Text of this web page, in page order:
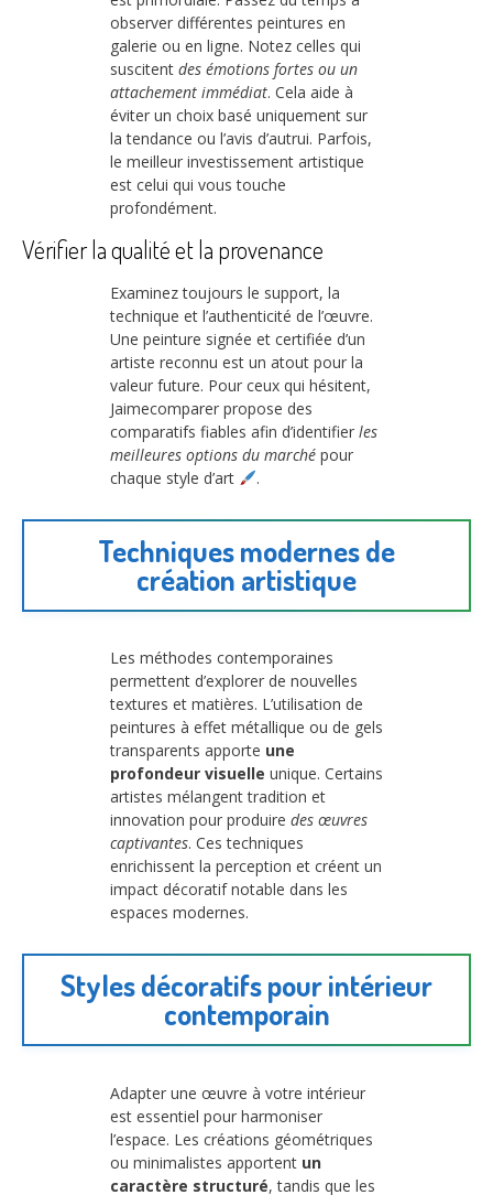
observer différentes peintures en
galerie ou en ligne. Notez celles qui
suscitent des émotions fortes ou un
attachement immédiat. Cela aide à
éviter un choix basé uniquement sur
la tendance ou l’avis d’autrui. Parfois,
le meilleur investissement artistique
est celui qui vous touche
profondément.
Vérifier la qualité et la provenance
Examinez toujours le support, la
technique et l’authenticité de l’œuvre.
Une peinture signée et certifiée d’un
artiste reconnu est un atout pour la
valeur future. Pour ceux qui hésitent,
Jaimecomparer propose des
comparatifs fiables afin d’identifier les
meilleures options du marché pour
chaque style d’art
.
Techniques modernes de
création artistique
Les méthodes contemporaines
permettent d’explorer de nouvelles
textures et matières. L’utilisation de
peintures à effet métallique ou de gels
transparents apporte une
profondeur visuelle unique. Certains
artistes mélangent tradition et
innovation pour produire des œuvres
captivantes. Ces techniques
enrichissent la perception et créent un
impact décoratif notable dans les
espaces modernes.
Styles décoratifs pour intérieur
contemporain
Adapter une œuvre à votre intérieur
est essentiel pour harmoniser
l’espace. Les créations géométriques
ou minimalistes apportent un
caractère structuré, tandis que les